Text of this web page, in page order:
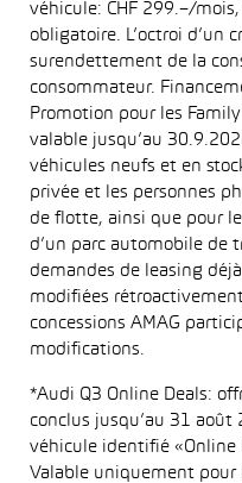
véhicule: CHF 299.–/
obligatoire. L’octroi d’un
surendettement de la
consommateur.
Promotion pour les Family
valable jusqu’au
véhicules neufs et en
privée et les personnes
de flotte, ainsi que pour
d’un parc automobile de
demandes de leasing
modifiées
concessions AMAG
modifications.
*Audi Q3 Online Deals:
conclus jusqu’au 31
véhicule identifié «Online
Valable uniquement pour